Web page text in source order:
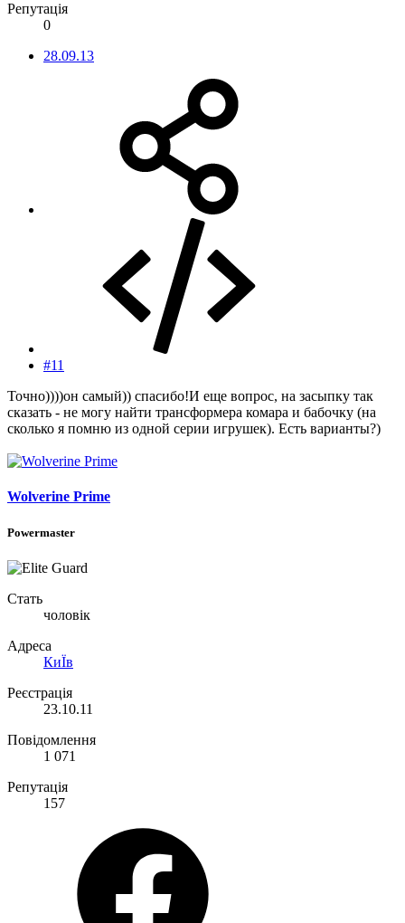
Репутація
0
28.09.13
#11
Точно))))он самый)) спасибо!И еще вопрос, на засыпку так
сказать - не могу найти трансформера комара и бабочку (на
сколько я помню из одной серии игрушек). Есть варианты?)
Wolverine Prime
Powermaster
Стать
чоловік
Адреса
КиЇв
Реєстрація
23.10.11
Повідомлення
1 071
Репутація
157